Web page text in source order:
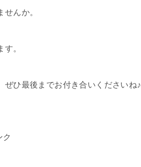
んか。
す。
ひ最後までお付き合いくださいね♪
ク